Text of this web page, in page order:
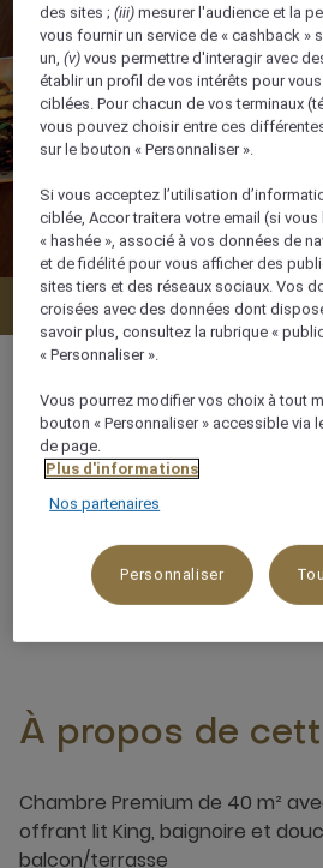
Vérifier la
40 m²
Vue sur l'océan/la mer
3 x
À propos de
Chambre Premium de 40 m²
offrant lit King, baignoire et
balcon/terrasse
des sites ;(iii) mesurer l'audience et la
vous fournir un service de « cashback »
un,(v) vous permettre d'interagir avec
établir un profil de vos intérêts pour
ciblées. Pour chacun de vos terminaux
vous pouvez choisir entre ces
sur le bouton « Personnaliser ».
Si vous acceptez l’utilisation
ciblée, Accor traitera votre email (si vous
« hashée », associé à vos données de
et de fidélité pour vous afficher des
sites tiers et des réseaux sociaux. Vos
croisées avec des données dont
savoir plus, consultez la rubrique «
« Personnaliser ».
Vous pourrez modifier vos choix à tout
bouton « Personnaliser » accessible via
de page.
Plus d'informations
Nos partenaires
Personnaliser